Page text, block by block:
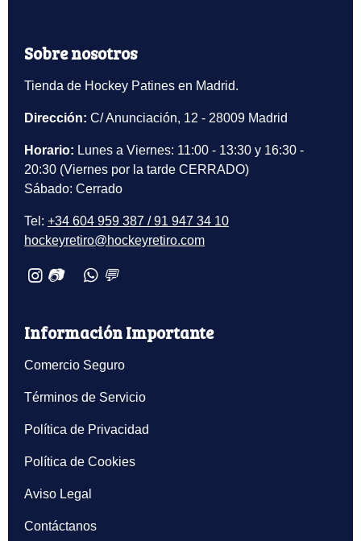
Sobre nosotros
Tienda de Hockey Patines en Madrid.
Dirección: C/ Anunciación, 12 - 28009 Madrid
Horario: Lunes a Viernes: 11:00 - 13:30 y 16:30 -
20:30 (Viernes por la tarde CERRADO)
Sábado: Cerrado
Tel: +34 604 959 387 / 91 947 34 10
hockeyretiro@hockeyretiro.com
📷 💬
Información Importante
Comercio Seguro
Términos de Servicio
Política de Privacidad
Política de Cookies
Aviso Legal
Contáctanos